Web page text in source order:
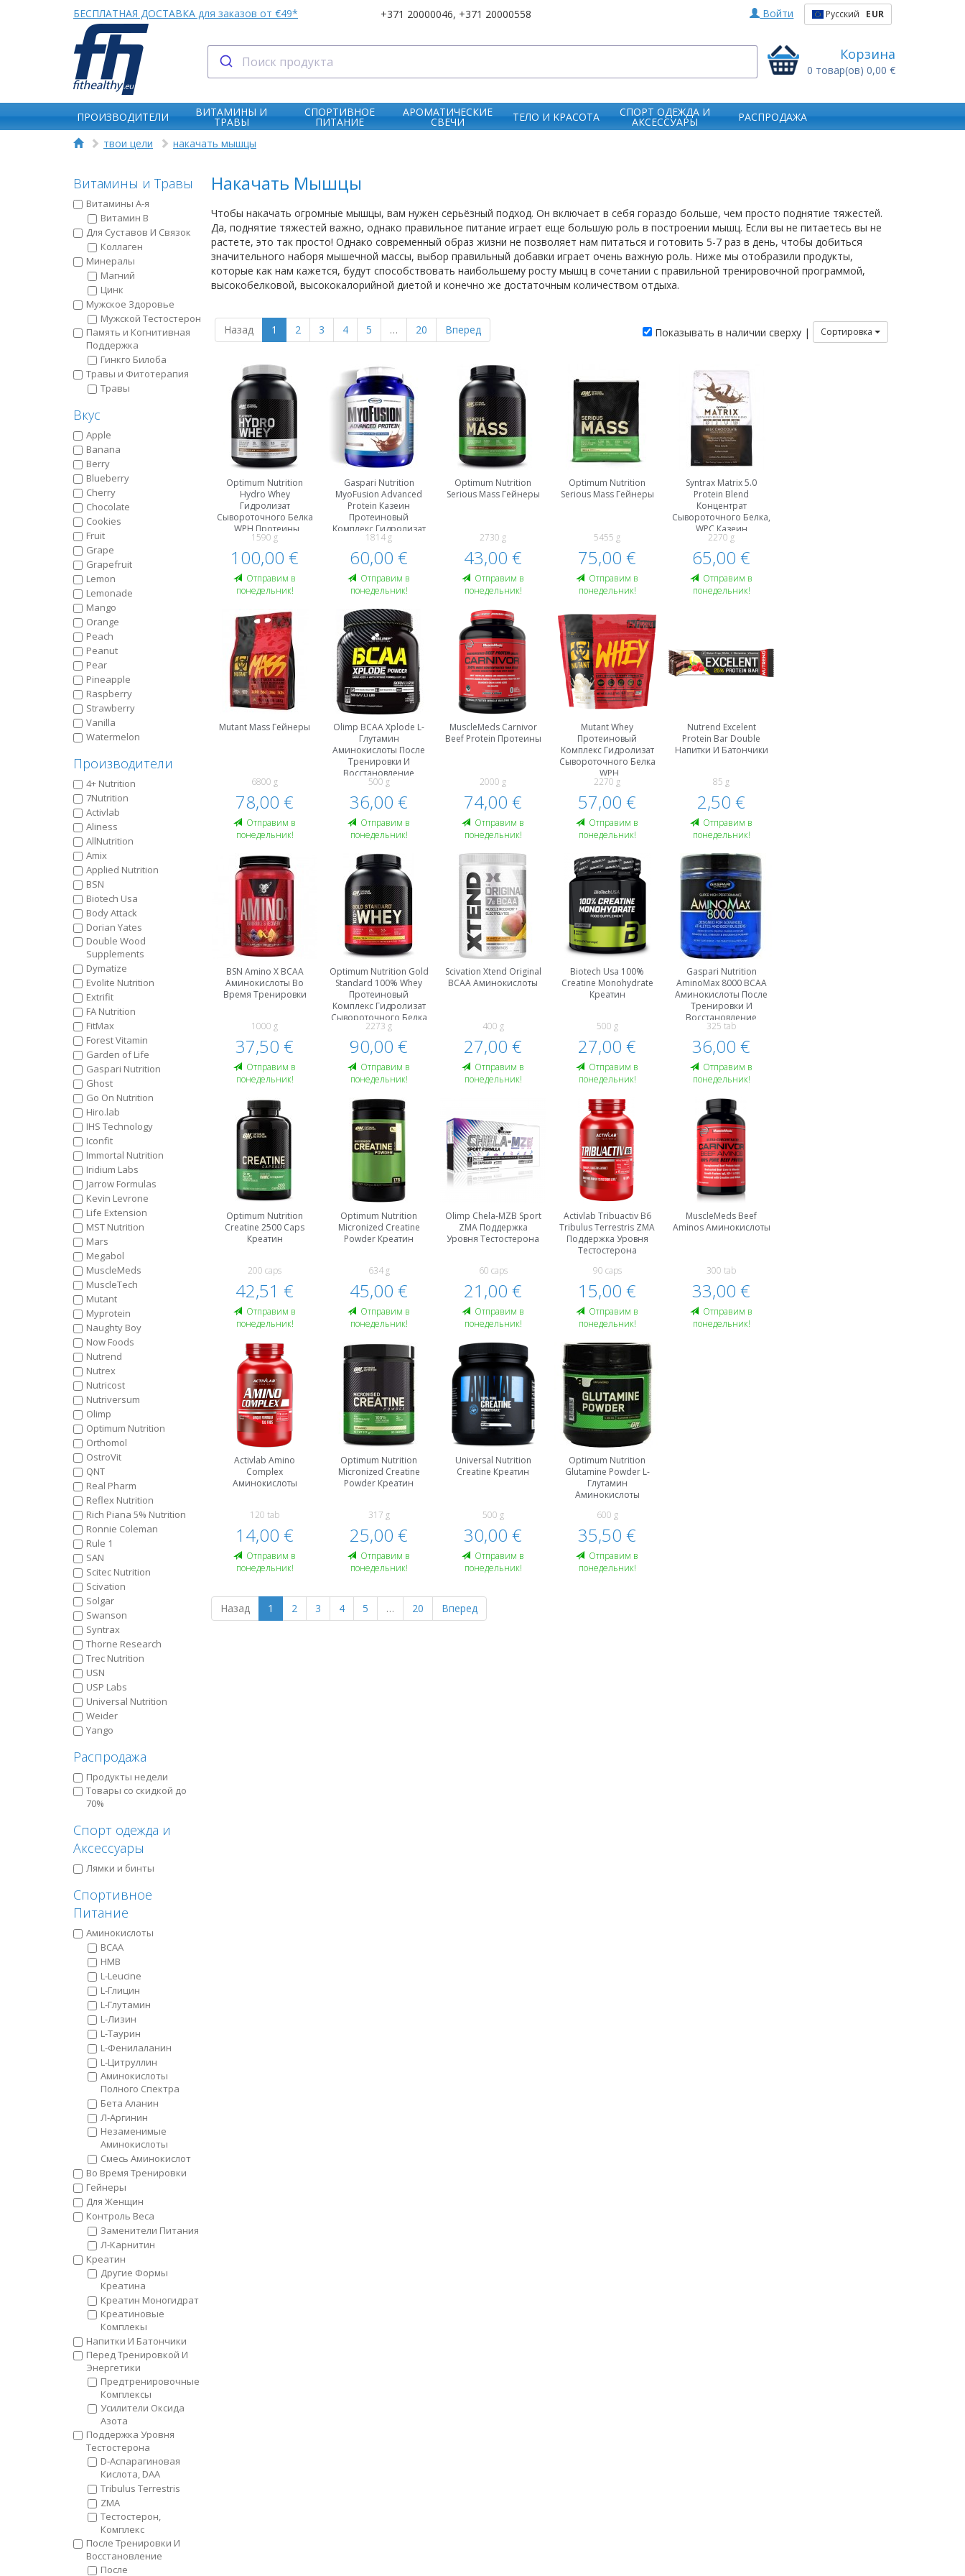
БЕСПЛАТНАЯ ДОСТАВКА для заказов от €49* +371 20000046, +371 20000558 Войти Русский EUR
Корзина
0 товар(ов) 0,00 €
ПРОИЗВОДИТЕЛИ ВИТАМИНЫ И
ТРАВЫ
СПОРТИВНОЕ
ПИТАНИЕ
АРОМАТИЧЕСКИЕ
СВЕЧИ ТЕЛО И KРАСОТА СПОРТ ОДЕЖДА И
АКСЕССУАРЫ
РАСПРОДАЖА
твои цели
накачать мышцы
Витамины и Травы
Витамины А-я
Витамин B
Для Суставов И Связок
Коллаген
Минералы
Магний
Цинк
Мужское Здоровье
Мужской Тестостерон
Память и Когнитивная
Поддержка
Гинкго Билоба
Травы и Фитотерапия
Травы
Вкус
Apple
Banana
Berry
Blueberry
Cherry
Chocolate
Cookies
Fruit
Grape
Grapefruit
Lemon
Lemonade
Mango
Orange
Peach
Peanut
Pear
Pineapple
Raspberry
Strawberry
Vanilla
Watermelon
Производители
4+ Nutrition
7Nutrition
Activlab
Aliness
AllNutrition
Amix
Applied Nutrition
BSN
Biotech Usa
Body Attack
Dorian Yates
Double Wood
Supplements
Dymatize
Evolite Nutrition
Extrifit
FA Nutrition
FitMax
Forest Vitamin
Garden of Life
Gaspari Nutrition
Ghost
Go On Nutrition
Hiro.lab
IHS Technology
Iconfit
Immortal Nutrition
Iridium Labs
Jarrow Formulas
Kevin Levrone
Life Extension
MST Nutrition
Mars
Megabol
MuscleMeds
MuscleTech
Mutant
Myprotein
Naughty Boy
Now Foods
Nutrend
Nutrex
Nutricost
Nutriversum
Olimp
Optimum Nutrition
Orthomol
OstroVit
QNT
Real Pharm
Reflex Nutrition
Rich Piana 5% Nutrition
Ronnie Coleman
Rule 1
SAN
Scitec Nutrition
Scivation
Solgar
Swanson
Syntrax
Thorne Research
Trec Nutrition
USN
USP Labs
Universal Nutrition
Weider
Yango
Распродажа
Продукты недели
Товары со скидкой до
70%
Спорт одежда и
Аксессуары
Лямки и бинты
Спортивное
Питание
Аминокислоты
BCAA
HMB
L-Leucine
L-Глицин
L-Глутамин
L-Лизин
L-Таурин
L-Фенилаланин
L-Цитруллин
Аминокислоты
Полного Спектра
Бета Аланин
Л-Аргинин
Незаменимые
Аминокислоты
Смесь Аминокислот
Во Время Тренировки
Гейнеры
Для Женщин
Контроль Веса
Заменители Питания
Л-Карнитин
Креатин
Другие Формы
Креатина
Креатин Моногидрат
Креатиновые
Комплекы
Напитки И Батончики
Пeред Тренировкой И
Энергетики
Предтренировочные
Комплексы
Усилители Оксида
Азота
Поддержка Уровня
Тестостерона
D-Аспарагиновая
Кислота, DAA
Tribulus Terrestris
ZMA
Тестостерон,
Комплекс
После Тренировки И
Восстановление
После
Накачать Мышцы
Чтобы накачать огромные мышцы, вам нужен серьёзный подход. Он включает в себя гораздо больше, чем просто поднятие тяжестей.
Да, поднятие тяжестей важно, однако правильное питание играет еще большую роль в построении мышц. Если вы не питаетесь вы не
растете, это так просто! Однако современный образ жизни не позволяет нам питаться и готовить 5-7 раз в день, чтобы добиться
значительного наборя мышечной массы, выбор правильный добавки играет очень важную роль. Ниже мы отобразили продукты,
которые как нам кажется, будут способствовать наибольшему росту мышц в сочетании с правильной тренировочной программой,
высокобелковой, высококалорийной диетой и конечно же достаточным количеством отдыха.
Назад 1 2 3 4 5 … 20 Вперед Показывать в наличии сверху | Сортировка
Optimum Nutrition
Hydro Whey
Гидролизат
Сывороточного Белка
, WPH Протеины
1590 g
100,00 €
Oтправим в
понедельник!
Gaspari Nutrition
MyoFusion Advanced
Protein Казеин
Протеиновый
Kомплекс Гидролизат
Сывороточного Белка
, WPH
1814 g
60,00 €
Oтправим в
понедельник!
Optimum Nutrition
Serious Mass Гейнеры
2730 g
43,00 €
Oтправим в
понедельник!
Optimum Nutrition
Serious Mass Гейнеры
5455 g
75,00 €
Oтправим в
понедельник!
Syntrax Matrix 5.0
Protein Blend
Концентрат
Сывороточного Белка,
WPC Казеин
Протеиновый
Kомплекс
2270 g
65,00 €
Oтправим в
понедельник!
Mutant Mass Гейнеры
6800 g
78,00 €
Oтправим в
понедельник!
Olimp BCAA Xplode L-
Глутамин
Аминокислоты После
Тренировки И
Восстановление
500 g
36,00 €
Oтправим в
понедельник!
MuscleMeds Carnivor
Beef Protein Протеины
2000 g
74,00 €
Oтправим в
понедельник!
Mutant Whey
Протеиновый
Kомплекс Гидролизат
Сывороточного Белка
, WPH
2270 g
57,00 €
Oтправим в
понедельник!
Nutrend Excelent
Protein Bar Double
Напитки И Батончики
85 g
2,50 €
Oтправим в
понедельник!
BSN Amino X BCAA
Аминокислоты Во
Время Тренировки
1000 g
37,50 €
Oтправим в
понедельник!
Optimum Nutrition Gold
Standard 100% Whey
Протеиновый
Kомплекс Гидролизат
Сывороточного Белка
, WPH
2273 g
90,00 €
Oтправим в
понедельник!
Scivation Xtend Original
BCAA Аминокислоты
400 g
27,00 €
Oтправим в
понедельник!
Biotech Usa 100%
Creatine Monohydrate
Креатин
500 g
27,00 €
Oтправим в
понедельник!
Gaspari Nutrition
AminoMax 8000 BCAA
Аминокислоты После
Тренировки И
Восстановление
325 tab
36,00 €
Oтправим в
понедельник!
Optimum Nutrition
Creatine 2500 Caps
Креатин
200 caps
42,51 €
Oтправим в
понедельник!
Optimum Nutrition
Micronized Creatine
Powder Креатин
634 g
45,00 €
Oтправим в
понедельник!
Olimp Chela-MZB Sport
ZMA Поддержка
Уровня Тестостерона
60 caps
21,00 €
Oтправим в
понедельник!
Activlab Tribuactiv B6
Tribulus Terrestris ZMA
Поддержка Уровня
Тестостерона
90 caps
15,00 €
Oтправим в
понедельник!
MuscleMeds Beef
Aminos Аминокислоты
300 tab
33,00 €
Oтправим в
понедельник!
Activlab Amino
Complex
Аминокислоты
120 tab
14,00 €
Oтправим в
понедельник!
Optimum Nutrition
Micronized Creatine
Powder Креатин
317 g
25,00 €
Oтправим в
понедельник!
Universal Nutrition
Creatine Креатин
500 g
30,00 €
Oтправим в
понедельник!
Optimum Nutrition
Glutamine Powder L-
Глутамин
Аминокислоты
600 g
35,50 €
Oтправим в
понедельник!
Назад 1 2 3 4 5 … 20 Вперед